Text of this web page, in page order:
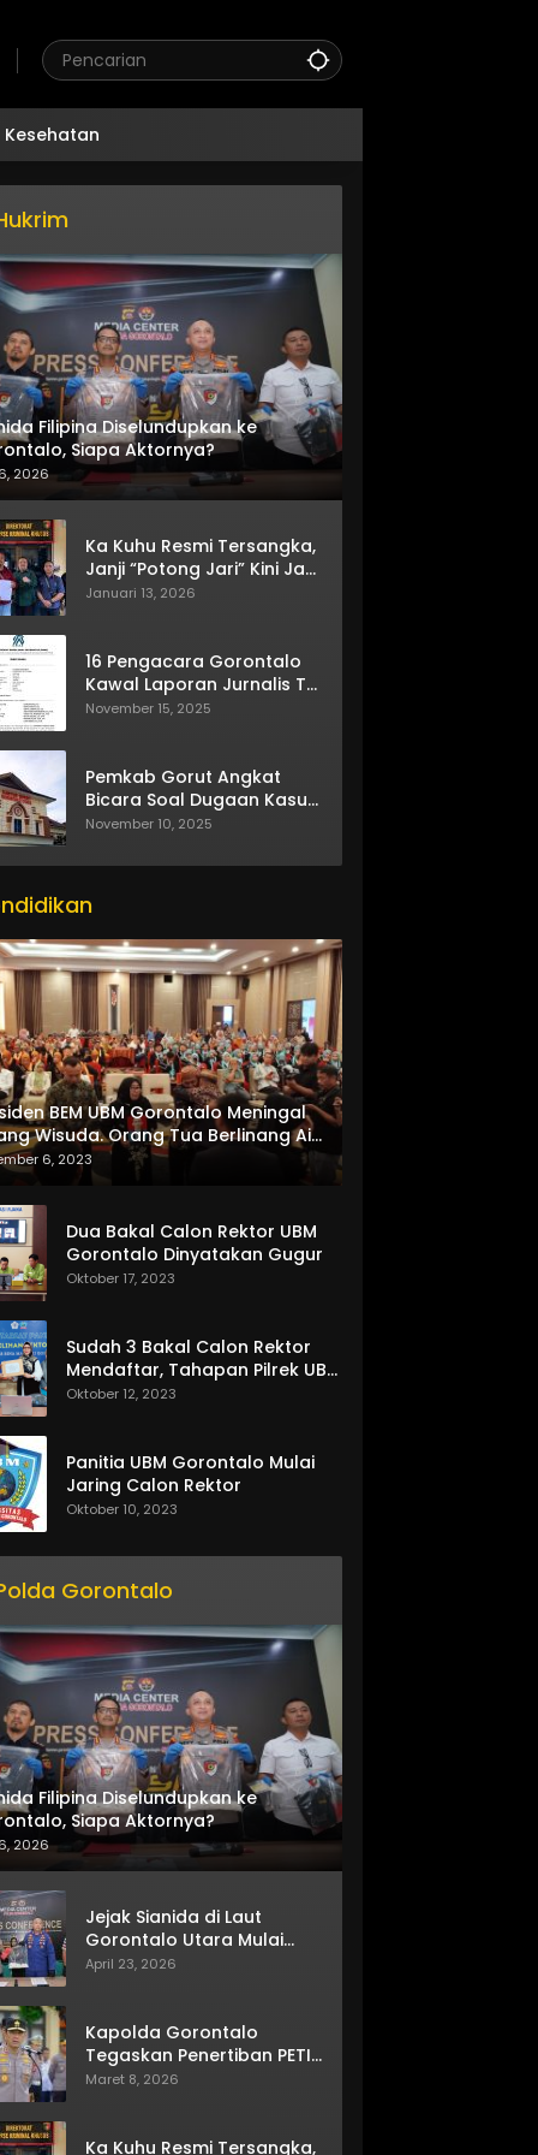
Kesehatan
Filipina Diselundupkan ke
Siapa Aktornya?
2026
Ka Kuhu Resmi Tersangka,
Janji “Potong Jari” Kini Jadi
Bumerang
Januari 13, 2026
16 Pengacara Gorontalo
Kawal Laporan Jurnalis TV
One
November 15, 2025
Pemkab Gorut Angkat
Bicara Soal Dugaan Kasus
Asusila Oknum ASN
November 10, 2025
BEM UBM Gorontalo Meningal
Wisuda. Orang Tua Berlinang Air
Menerima SKL dan Pemasangan
6, 2023
Dua Bakal Calon Rektor UBM
Gorontalo Dinyatakan Gugur
Oktober 17, 2023
Sudah 3 Bakal Calon Rektor
Mendaftar, Tahapan Pilrek UBM
Gorontalo Makin Seru
Oktober 12, 2023
Panitia UBM Gorontalo Mulai
Jaring Calon Rektor
Oktober 10, 2023
Gorontalo
Filipina Diselundupkan ke
Siapa Aktornya?
2026
Jejak Sianida di Laut
Gorontalo Utara Mulai
Terkuak
April 23, 2026
Kapolda Gorontalo
Tegaskan Penertiban PETI
Terus Berjalan
Maret 8, 2026
Ka Kuhu Resmi Tersangka,